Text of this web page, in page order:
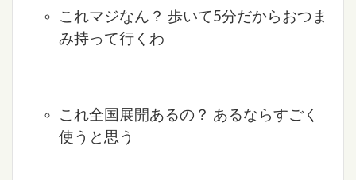
これマジなん？ 歩いて5分だからおつま
み持って行くわ
これ全国展開あるの？ あるならすごく
使うと思う